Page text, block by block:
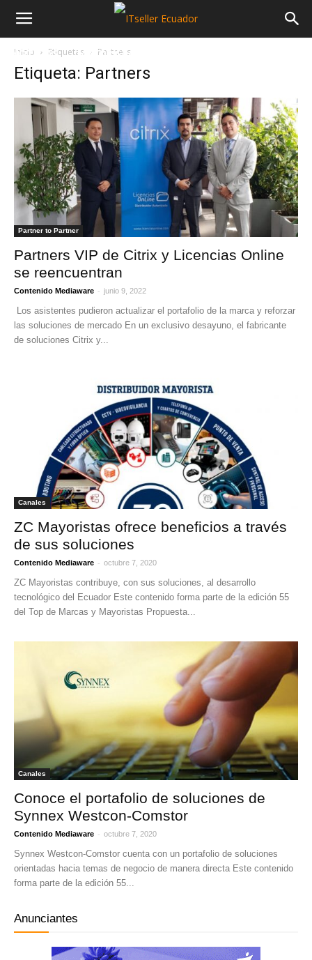
NOTICIAS MAYORISTAS
Inicio Etiquetas Partners
Etiqueta: Partners
Partner to Partner
Partners VIP de Citrix y Licencias Online
se reencuentran
Contenido Mediaware - junio 9, 2022
Los asistentes pudieron actualizar el portafolio de la marca y reforzar
las soluciones de mercado En un exclusivo desayuno, el fabricante
de soluciones Citrix y...
Canales
ZC Mayoristas ofrece beneficios a través
de sus soluciones
Contenido Mediaware - octubre 7, 2020
ZC Mayoristas contribuye, con sus soluciones, al desarrollo
tecnológico del Ecuador Este contenido forma parte de la edición 55
del Top de Marcas y Mayoristas Propuesta...
Canales
Conoce el portafolio de soluciones de
Synnex Westcon-Comstor
Contenido Mediaware - octubre 7, 2020
Synnex Westcon-Comstor cuenta con un portafolio de soluciones
orientadas hacia temas de negocio de manera directa Este contenido
forma parte de la edición 55...
Anunciantes